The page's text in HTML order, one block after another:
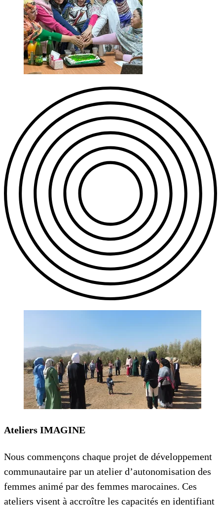
Ateliers IMAGINE
Nous commençons chaque projet de développement
communautaire par un atelier d’autonomisation des
femmes animé par des femmes marocaines. Ces
ateliers visent à accroître les capacités en identifiant